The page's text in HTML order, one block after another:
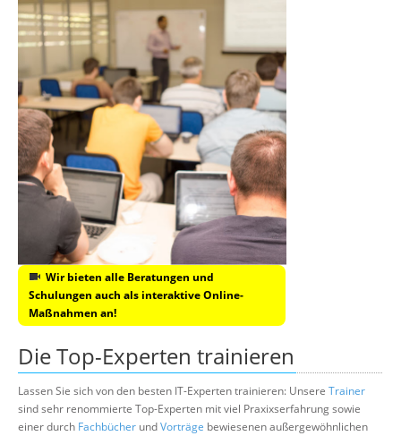
Wir bieten alle Beratungen und
Schulungen auch als interaktive Online-
Maßnahmen an!
Die Top-Experten trainieren
Lassen Sie sich von den besten IT-Experten trainieren: Unsere Trainer
sind sehr renommierte Top-Experten mit viel Praxixserfahrung sowie
einer durch Fachbücher undVorträge bewiesenen außergewöhnlichen